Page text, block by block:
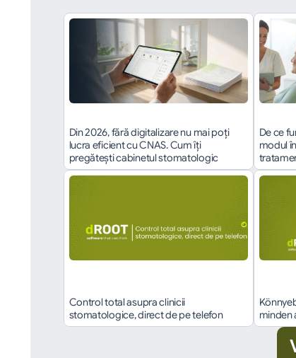
Din 2026, fără digitalizare nu mai poți
lucra eficient cu CNAS. Cum îți
pregătești cabinetul stomatologic
De ce
modul
Control total asupra clinicii
stomatologice, direct de pe telefon
minden